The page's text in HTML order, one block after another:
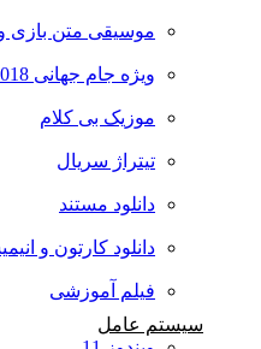
موسیقی متن بازی
ویژه جام جهانی 2018 روسیه
موزیک بی کلام
تیتراژ سریال
دانلود مستند
دانلود کارتون و
فیلم آموزشی
سیستم عامل